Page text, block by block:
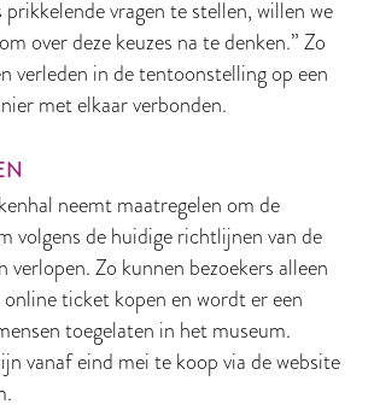
vragen te stellen, willen we
over deze keuzes na te denken.” Zo
verleden in de tentoonstelling op een
met elkaar verbonden.
neemt maatregelen om de
volgens de huidige richtlijnen van de
verlopen. Zo kunnen bezoekers alleen
ticket kopen en wordt er een
toegelaten in het museum.
vanaf eind mei te koop via de website